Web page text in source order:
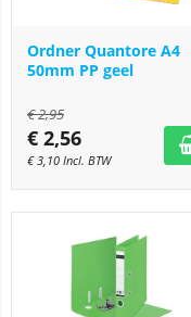
Ordner Quantore A4
50mm PP geel
€2,95
€ 2,56
€3,10 Incl. BTW